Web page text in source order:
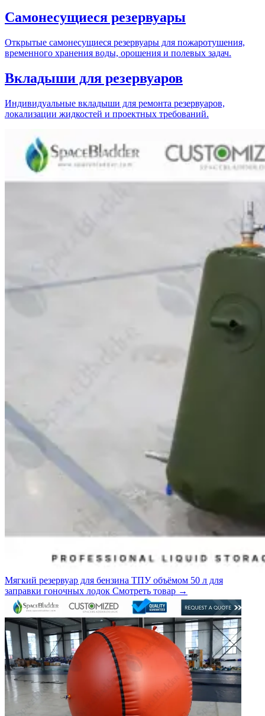
Самонесущиеся резервуары
Открытые самонесущиеся резервуары для пожаротушения,
временного хранения воды, орошения и полевых задач.
Вкладыши для резервуаров
Индивидуальные вкладыши для ремонта резервуаров,
локализации жидкостей и проектных требований.
Мягкий резервуар для бензина ТПУ объёмом 50 л для
заправки гоночных лодок Смотреть товар →